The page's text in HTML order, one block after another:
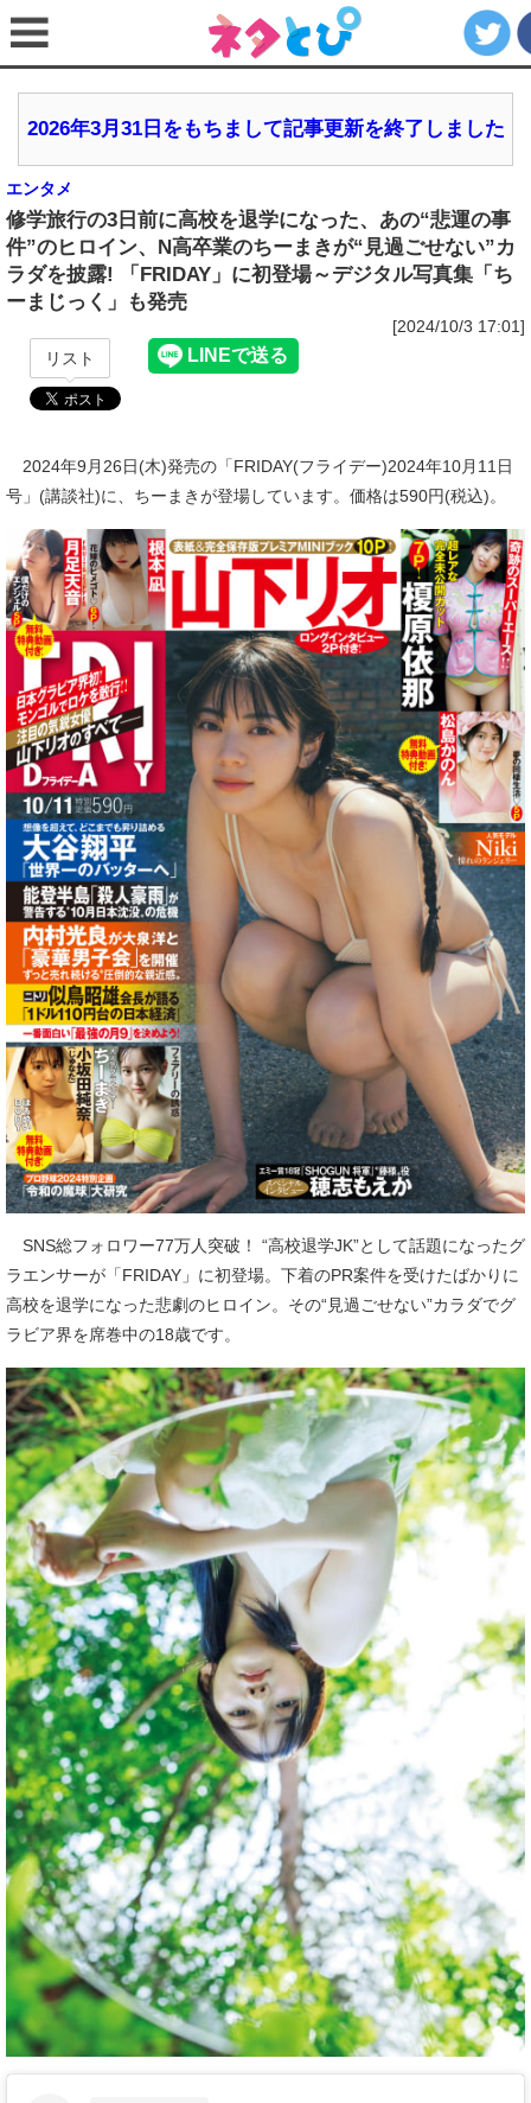
2026年3月31日をもちまして記事更新を終了しました
エンタメ
修学旅行の3日前に高校を退学になった、あの“悲運の事
件”のヒロイン、N高卒業のちーまきが“見過ごせない”カ
ラダを披露! 「FRIDAY」に初登場～デジタル写真集「ち
ーまじっく」も発売
[2024/10/3 17:01]
リスト
2024年9月26日(木)発売の「FRIDAY(フライデー)2024年10月11日
号」(講談社)に、ちーまきが登場しています。価格は590円(税込)。
SNS総フォロワー77万人突破！ “高校退学JK”として話題になったグ
ラエンサーが「FRIDAY」に初登場。下着のPR案件を受けたばかりに
高校を退学になった悲劇のヒロイン。その“見過ごせない”カラダでグ
ラビア界を席巻中の18歳です。